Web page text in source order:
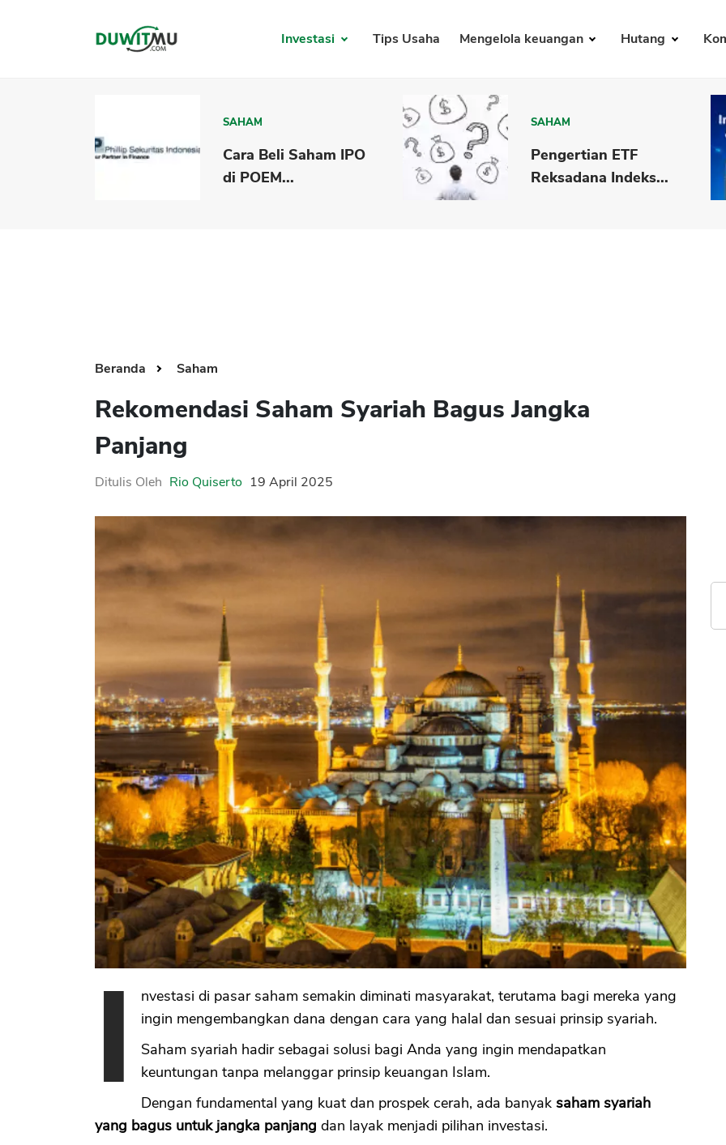
Investasi Tips Usaha Mengelola keuangan Hutang
SAHAM
Cara Beli Saham IPO
di POEM...
SAHAM
Pengertian ETF
Reksadana Indeks...
Beranda Saham
Rekomendasi Saham Syariah Bagus Jangka
Panjang
Ditulis Oleh Rio Quiserto 19 April 2025
I
nvestasi di pasar saham semakin diminati masyarakat, terutama bagi mereka yang
ingin mengembangkan dana dengan cara yang halal dan sesuai prinsip syariah.
Saham syariah hadir sebagai solusi bagi Anda yang ingin mendapatkan
keuntungan tanpa melanggar prinsip keuangan Islam.
Dengan fundamental yang kuat dan prospek cerah, ada banyak saham syariah
yang bagus untuk jangka panjang dan layak menjadi pilihan investasi.